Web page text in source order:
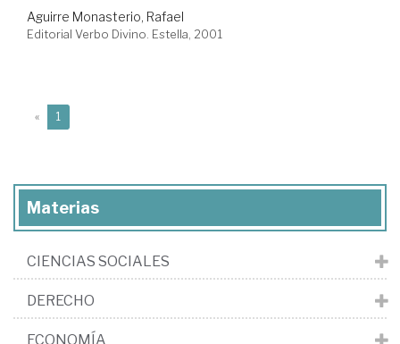
Aguirre Monasterio, Rafael
Editorial Verbo Divino. Estella, 2001
« 1
Materias
CIENCIAS SOCIALES
DERECHO
ECONOMÍA